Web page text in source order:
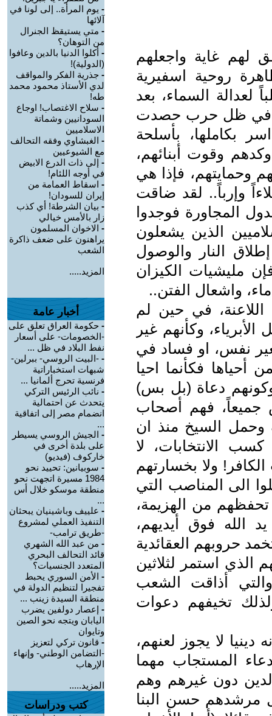
لهم غاية واجعلهم
روحية اسفيرية
لعدالة السماء، بعد
في ظل حرب حصدت
بكاملها، بأسلحة
وقوت أبنائهم،
وحمايتهم، فإذا هي
وإرباً.. لقد ضاقت
المجاورة فوجدوا
الذين يشعلون
النار والوصول
مليشيات الكيزان
واشعال الفتن..
في حين لم
وكأنهم غير
نفس، او فساد في
أحياها فكأنما احيا
دعاة (بل بس)
جميعاً، فهم أصحاب
وحمل السيخ منذ ان
الانتخابات، لا
ولا بخسارتهم
الى المناصب التي
من الهزيمة،
الله فوق أيديهم،
حروبهم العقائدية
الذي استمر لثلاثين
والتي أذاقت الشعب
تخيفهم دعوات
لا يجوز لعنهم،
المستجاب مهما
دون غيرهم وهم
مرشدهم حسن البنا
- يوم المرأة.. إلى لونا في
آلائها
- متي يستيقظ الجنرال
من التوهان؟
- أكلوا الدنيا بالدين وعافوا
(الدولية)!
- جذرية الفكر والمواقف
لدي الأستاذ محمود محمد
طه!
- سلاح الاغتصاب! اوجاع
السودانيين وشماتة
الاسلاميين
- الغبشاوي وفقه التحالف
مع الشيوعيين
- إلى ذات الدرع الابيض
في أوجه اللئام!
- اسقاط العمامة من
إيران للسودان!
- بيان الشرطة! أي كذب
زار بالأمس خيالي
- الاخوان المسلمون
يراهنون على ضعف ذاكرة
الشعب
المزيد.....
أخبار عامة
- حكومة العراق تعلق على
-الخصومات- على أسعار
نفط البلاد في ظل ...
- -البيت الروسي- ببرلين-
شبهات استخباراتية
فرنسية تحرج ألمانيا ...
- نائب الرئيس التركي
يتحدث عن احتمالية
انضمام مصر إلى اتفاقية
...
- الجيش الروسي يسيطر
على بلدة أخرى في
خاركوف (فيديو)
- سوبيانين: تحييد نحو
1984 مسيرة اتجهت نحو
منطقة موسكو خلال أس
...
- علييف وباشينيان يبحثان
التنفيذ العملي لمشروع
-طريق ترامب-
- من عبد الله الشهري
قائد التحالف البحري
المتعدد الجنسيات؟
- الأمن السوري يحبط
تفجيرا لتنظيم الدولة في
منطقة السيدة زينب ...
- إعصار دولفين يضرب
اليابان ويتجه نحو الصين
وتايوان
- قانون تركي لتعزيز
-التضامن الوطني- وإنهاء
الإرهاب
المزيد.....
كتب ودراسات